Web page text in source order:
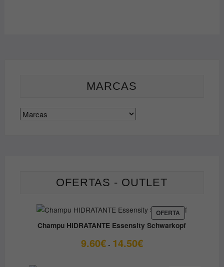
MARCAS
OFERTAS - OUTLET
OFERTA PRODUCTO
EN
OFERTA
Champu HIDRATANTE Essensity Schwarkopf
9.60€ - 14.50€Rango